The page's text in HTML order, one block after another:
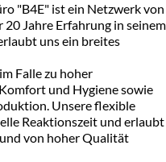
"B4E" ist ein Netzwerk von
Jahre Erfahrung in seinem
uns ein breites
Falle zu hoher
und Hygiene sowie
Unsere flexible
Reaktionszeit und erlaubt
von hoher Qualität